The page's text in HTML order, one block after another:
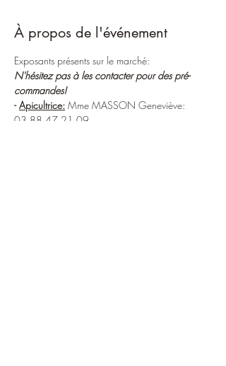
À propos de l'événement
Exposants présents sur le marché:
N'hésitez pas à les contacter pour des pré-
commandes!
- Apicultrice: Mme MASSON Geneviève:
03.88.47.21.09.